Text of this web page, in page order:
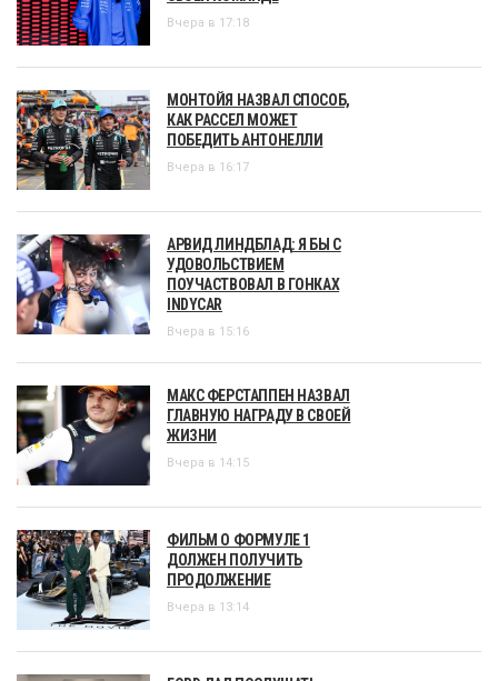
Вчера в 17:18
МОНТОЙЯ НАЗВАЛ СПОСОБ,
КАК РАССЕЛ МОЖЕТ
ПОБЕДИТЬ АНТОНЕЛЛИ
Вчера в 16:17
АРВИД ЛИНДБЛАД: Я БЫ С
УДОВОЛЬСТВИЕМ
ПОУЧАСТВОВАЛ В ГОНКАХ
INDYCAR
Вчера в 15:16
МАКС ФЕРСТАППЕН НАЗВАЛ
ГЛАВНУЮ НАГРАДУ В СВОЕЙ
ЖИЗНИ
Вчера в 14:15
ФИЛЬМ О ФОРМУЛЕ 1
ДОЛЖЕН ПОЛУЧИТЬ
ПРОДОЛЖЕНИЕ
Вчера в 13:14